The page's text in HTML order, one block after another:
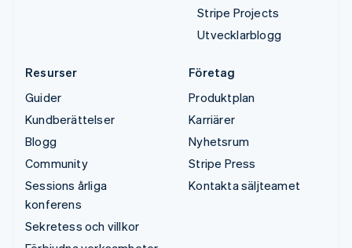
Stripe Projects
Utvecklarblogg
Resurser
Guider
Kundberättelser
Blogg
Community
Sessions årliga
konferens
Sekretess och villkor
Företag
Produktplan
Karriärer
Nyhetsrum
Stripe Press
Kontakta säljteamet